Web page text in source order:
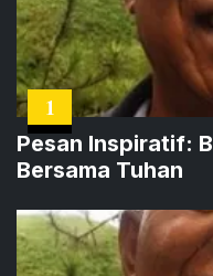
1
Pesan Inspiratif:
Bersama Tuhan